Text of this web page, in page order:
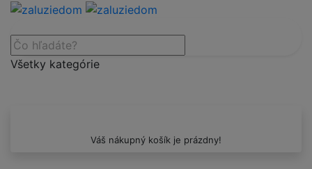
Všetky kategórie
Váš nákupný košík je prázdny!